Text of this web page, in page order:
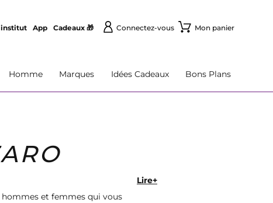
institut App Cadeaux 🎁 Connectez-vous Mon panier
Homme Marques Idées Cadeaux Bons Plans
et femmes qui vous
Lire+